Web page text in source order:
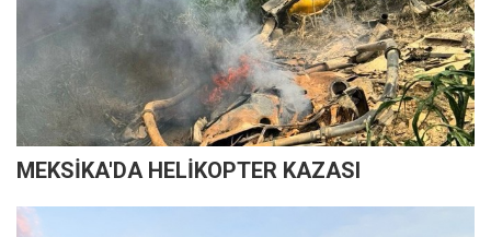
MEKSİKA'DA HELİKOPTER KAZASI